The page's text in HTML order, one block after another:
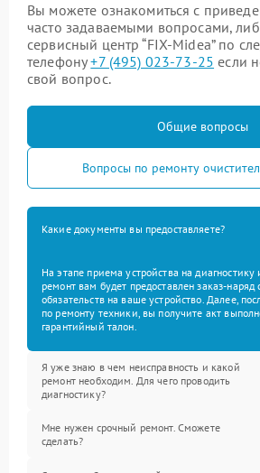
Вы можете ознакомиться с
часто задаваемыми вопросами,
сервисный центр “FIX-Midea” по
телефону+7 (495) 023-73-25 если
свой вопрос.
Общие вопросы
Вопросы по ремонту
Какие документы вы предоставляете?
На этапе приема устройства на
ремонт вам будет предоставлен заказ-
обязательств на ваше устройство. Далее,
по ремонту техники, вы получите акт
гарантийный талон.
Я уже знаю в чем неисправность и какой
ремонт необходим. Для чего проводить
диагностику?
Мне нужен срочный ремонт. Сможете
сделать?